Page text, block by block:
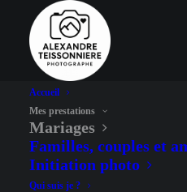
Accueil
Mes prestations
Mariages
Familles, couples et
Initiation photo
Qui suis je ?